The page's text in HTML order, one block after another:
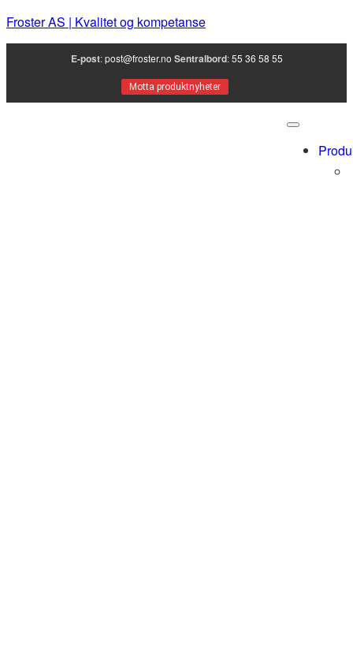
Froster AS | Kvalitet og kompetanse
E-post:post@froster.no Sentralbord:55 36 58 55
Motta produktnyheter